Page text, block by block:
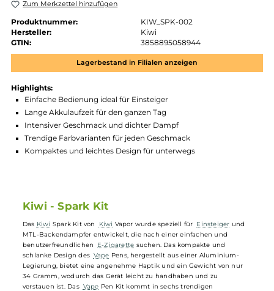
In den Warenkorb
Zum Merkzettel hinzufügen
Hersteller:
GTIN: 3858895058944
Lagerbestand in Filialen anzeigen
Highlights:
Trendige Farbvarianten für jeden Geschmack
Kompaktes und leichtes Design für unterwegs
Kiwi - Spark Kit